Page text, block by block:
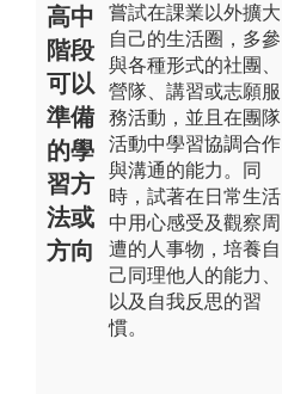
高中
階段
可以
準備
的學
習方
法或
方向
嘗試在課業以外擴大
自己的生活圈，多參
與各種形式的社團、
營隊、講習或志願服
務活動，並且在團隊
活動中學習協調合作
與溝通的能力。同
時，試著在日常生活
中用心感受及觀察周
遭的人事物，培養自
己同理他人的能力、
以及自我反思的習
慣。